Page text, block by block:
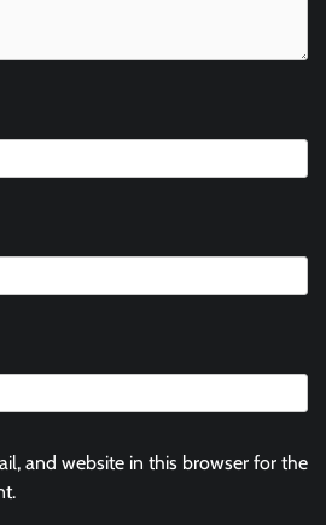
and website in this browser for the